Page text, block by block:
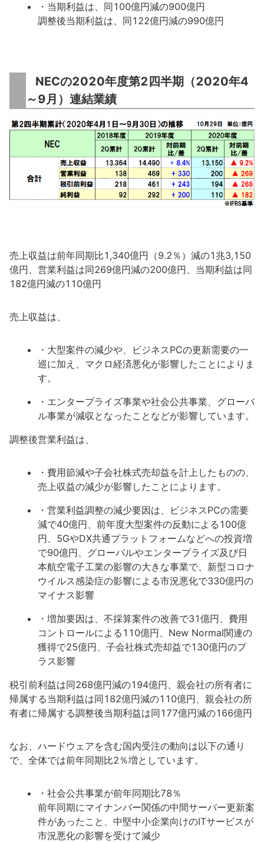
・当期利益は、同100億円減の900億円
調整後当期利益は、同122億円減の990億円
NECの2020年度第2四半期（2020年4
～9月）連結業績
売上収益は前年同期比1,340億円（9.2％）減の1兆3,150
億円、営業利益は同269億円減の200億円、当期利益は同
182億円減の110億円
売上収益は、
・大型案件の減少や、ビジネスPCの更新需要の一
巡に加え、マクロ経済悪化が影響したことによりま
す。
・エンタープライズ事業や社会公共事業、グローバ
ル事業が減収となったことなどが影響しています。
調整後営業利益は、
・費用節減や子会社株式売却益を計上したものの、
売上収益の減少が影響したことによります。
・営業利益調整の減少要因は、ビジネスPCの需要
減で40億円、前年度大型案件の反動による100億
円、5GやDX共通プラットフォームなどへの投資増
で90億円、グローバルやエンタープライズ及び日
本航空電子工業の影響の大きな事業で、新型コロナ
ウイルス感染症の影響による市況悪化で330億円の
マイナス影響
・増加要因は、不採算案件の改善で31億円、費用
コントロールによる110億円、New Normal関連の
獲得で25億円、子会社株式売却益で130億円のプ
ラス影響
税引前利益は同268億円減の194億円、親会社の所有者に
帰属する当期利益は同182億円減の110億円、親会社の所
有者に帰属する調整後当期利益は同177億円減の166億円
なお、ハードウェアを含む国内受注の動向は以下の通り
で、全体では前年同期比2％増としています。
・社会公共事業が前年同期比78％
前年同期にマイナンバー関係の中間サーバー更新案
件があったこと、中堅中小企業向けのITサービスが
市況悪化の影響を受けて減少